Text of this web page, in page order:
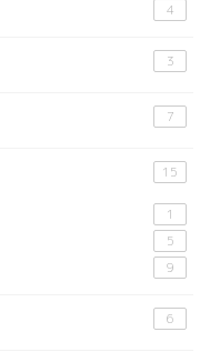
4
3
7
15
1
5
9
6